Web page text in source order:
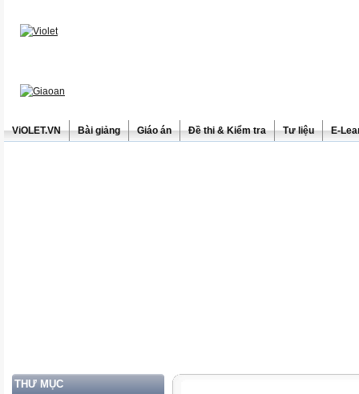
ViOLET.VN Bài giảng Giáo án Đề thi & Kiểm tra Tư liệu E-
THƯ MỤC